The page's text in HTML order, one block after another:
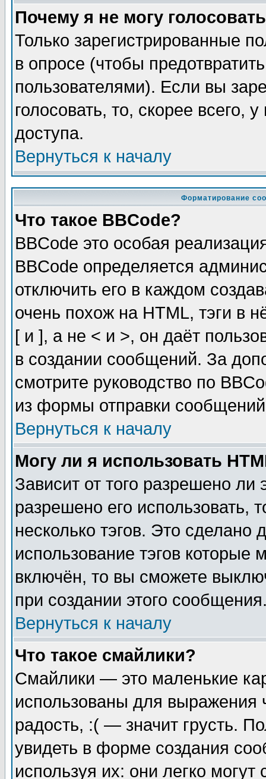
Почему я не могу
Только зарегистрированные
в опросе (чтобы
пользователями). Если вы
голосовать, то, скорее всего,
доступа.
Вернуться к началу
Форматирование
Что такое BBCode?
BBCode это особая
BBCode определяется
отключить его в каждом
очень похож на HTML, тэги в
[ и ], а не < и >, он даёт
в создании сообщений. За
смотрите руководство по
из формы отправки
Вернуться к началу
Могу ли я использовать
Зависит от того разрешено
разрешено его использовать,
несколько тэгов. Это сделано
использование тэгов
включён, то вы сможете
при создании этого
Вернуться к началу
Что такое смайлики?
Смайлики — это маленькие
использованы для
радость, :( — значит грусть.
увидеть в форме создания
используя их: они легко